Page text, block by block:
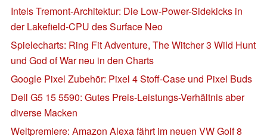
Intels Tremont-Architektur: Die Low-Power-Sidekicks in
der Lakefield-CPU des Surface Neo
Spielecharts: Ring Fit Adventure, The Witcher 3 Wild Hunt
und God of War neu in den Charts
Google Pixel Zubehör: Pixel 4 Stoff-Case und Pixel Buds
Dell G5 15 5590: Gutes Preis-Leistungs-Verhältnis aber
diverse Macken
Weltpremiere: Amazon Alexa fährt im neuen VW Golf 8